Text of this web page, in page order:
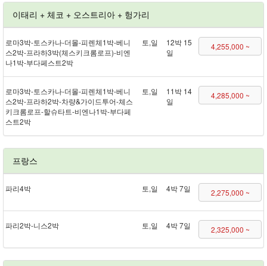
이태리 + 체코 + 오스트리아 + 헝가리
로마 3박 - 토스카나 - 더몰 - 피렌체 1박 - 베니
스 2박 - 프라하 3박(체스키크롬로프) - 비엔
나 1박 - 부다페스트 2박
토,일
12박 15
일
4,255,000 ~
로마 3박 - 토스카나 - 더몰 - 피렌체 1박 - 베니
스 2박 - 프라하 2박 - 차량&가이드투어 - 체스
키크롬로프 - 할슈타트 - 비엔나 1박 - 부다페
스트 2박
토,일
11박 14
일
4,285,000 ~
프랑스
파리 4박 토,일 4박 7일 2,275,000 ~
파리 2박 - 니스 2박 토,일 4박 7일 2,325,000 ~